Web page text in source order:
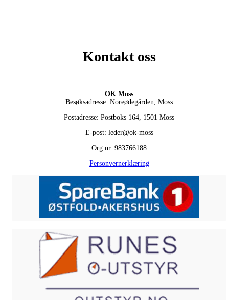
Kontakt oss
OK Moss
Besøksadresse: Noreødegården, Moss
Postadresse: Postboks 164, 1501 Moss
E-post: leder@ok-moss
Org.nr. 983766188
Personvernerklæring